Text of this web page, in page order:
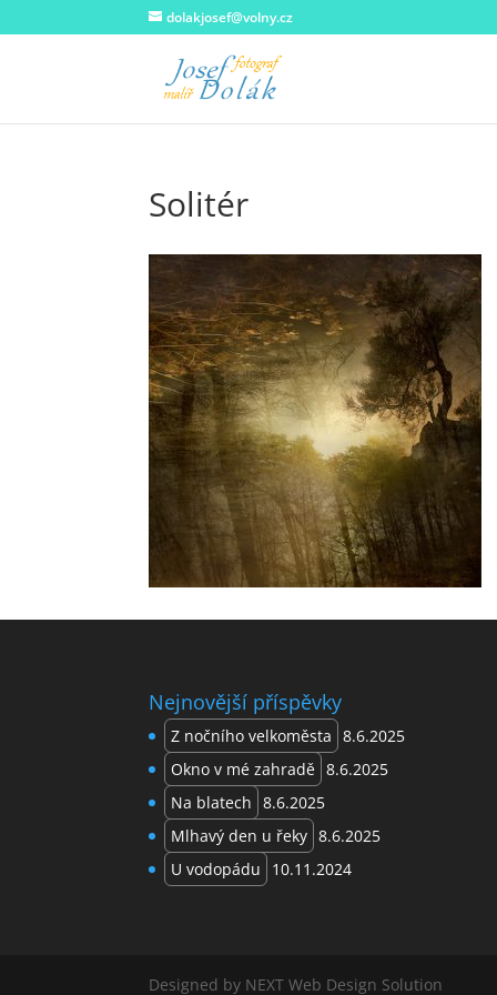
dolakjosef@volny.cz
Solitér
Nejnovější příspěvky
Z nočního velkoměsta
8.6.2025
Okno v mé zahradě 8.6.2025
Na blatech
8.6.2025
Mlhavý den u řeky 8.6.2025
U vodopádu
10.11.2024
Designed by NEXT Web Design Solution